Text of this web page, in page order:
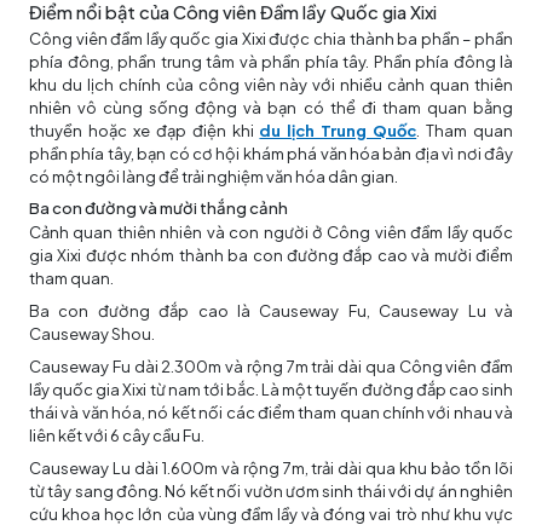
Điểm nổi bật của Công viên Đầm lầy Quốc gia Xixi
Công viên đầm lầy quốc gia Xixi được chia thành ba phần – phần
phía đông, phần trung tâm và phần phía tây. Phần phía đông là
khu du lịch chính của công viên này với nhiều cảnh quan thiên
nhiên vô cùng sống động và bạn có thể đi tham quan bằng
thuyền hoặc xe đạp điện khi du lịch Trung Quốc . Tham quan
phần phía tây, bạn có cơ hội khám phá văn hóa bản địa vì nơi đây
có một ngôi làng để trải nghiệm văn hóa dân gian.
Ba con đường và mười thắng cảnh
Cảnh quan thiên nhiên và con người ở Công viên đầm lầy quốc
gia Xixi được nhóm thành ba con đường đắp cao và mười điểm
tham quan.
Ba con đường đắp cao là Causeway Fu, Causeway Lu và
Causeway Shou.
Causeway Fu dài 2.300m và rộng 7m trải dài qua Công viên đầm
lầy quốc gia Xixi từ nam tới bắc. Là một tuyến đường đắp cao sinh
thái và văn hóa, nó kết nối các điểm tham quan chính với nhau và
liên kết với 6 cây cầu Fu.
Causeway Lu dài 1.600m và rộng 7m, trải dài qua khu bảo tồn lõi
từ tây sang đông. Nó kết nối vườn ươm sinh thái với dự án nghiên
cứu khoa học lớn của vùng đầm lầy và đóng vai trò như khu vực